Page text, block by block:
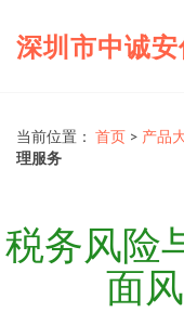
深圳市中诚
当前位置： 首页 > 产品
理服务
税务风险
面